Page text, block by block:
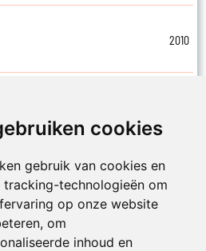
cookies
gebruik van cookies en
tracking-technologieën om
op onze website
om
inhoud en
2010
keer